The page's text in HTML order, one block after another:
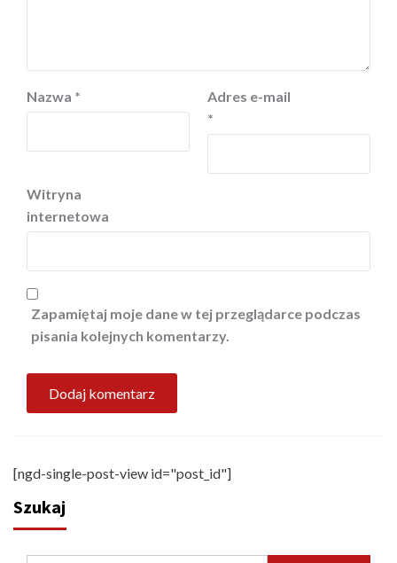
Nazwa *
Adres e-mail
*
Witryna
internetowa
Zapamiętaj moje dane w tej przeglądarce podczas
pisania kolejnych komentarzy.
[ngd-single-post-view id="post_id"]
Szukaj